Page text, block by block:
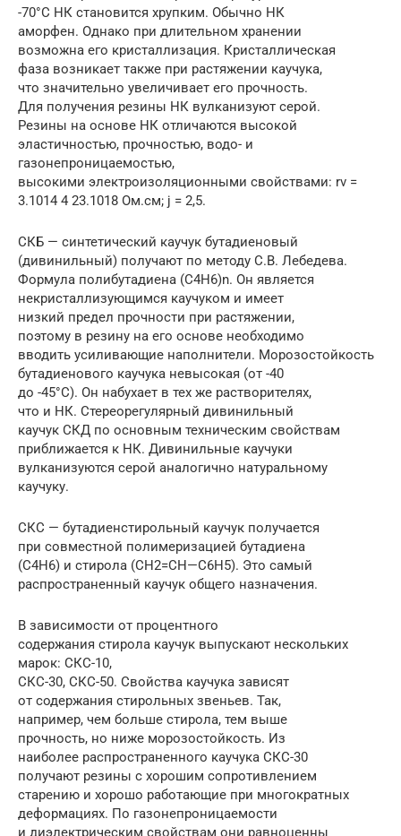
-70°С НК становится хрупким. Обычно НК
аморфен. Однако при длительном хранении
возможна его кристаллизация. Кристаллическая
фаза возникает также при растяжении каучука,
что значительно увеличивает его прочность.
Для получения резины НК вулканизуют серой.
Резины на основе НК отличаются высокой
эластичностью, прочностью, водо- и
газонепроницаемостью,
высокими электроизоляционными свойствами: rv =
3.1014 4 23.1018 Ом.см; j = 2,5.
СКБ — синтетический каучук бутадиеновый
(дивинильный) получают по методу С.В. Лебедева.
Формула полибутадиена (С4Н6)n. Он является
некристаллизующимся каучуком и имеет
низкий предел прочности при растяжении,
поэтому в резину на его основе необходимо
вводить усиливающие наполнители. Морозостойкость
бутадиенового каучука невысокая (от -40
до -45°С). Он набухает в тех же растворителях,
что и НК. Стереорегулярный дивинильный
каучук СКД по основным техническим свойствам
приближается к НК. Дивинильные каучуки
вулканизуются серой аналогично натуральному
каучуку.
СКС — бутадиенстирольный каучук получается
при совместной полимеризацией бутадиена
(С4Н6) и стирола (СН2=СН—С6Н5). Это самый
распространенный каучук общего назначения.
В зависимости от процентного
содержания стирола каучук выпускают нескольких
марок: СКС-10,
СКС-30, СКС-50. Свойства каучука зависят
от содержания стирольных звеньев. Так,
например, чем больше стирола, тем выше
прочность, но ниже морозостойкость. Из
наиболее распространенного каучука СКС-30
получают резины с хорошим cопротивлением
старению и хорошо работающие при многократных
деформациях. По газонепроницаемости
и диэлектрическим свойствам они равноценны